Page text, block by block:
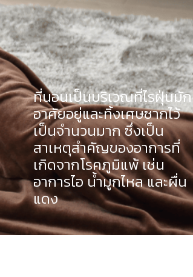
ที่นอนเป็นบริเวณที่ไรฝุ่นมัก
อาศัยอยู่และทิ้งเศษซากไว้
เป็นจำนวนมาก ซึ่งเป็น
สาเหตุสำคัญของอาการที่
เกิดจากโรคภูมิแพ้ เช่น
อาการไอ น้ำมูกไหล และผื่น
แดง